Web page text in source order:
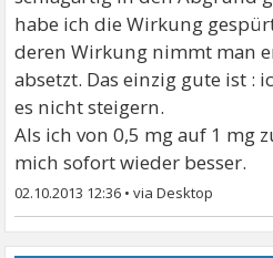
habe ich die Wirkung
deren Wirkung nimmt man
absetzt. Das einzig gute ist :
es nicht steigern.
Als ich von 0,5 mg auf 1 mg
mich sofort wieder besser.
02.10.2013 12:36 •